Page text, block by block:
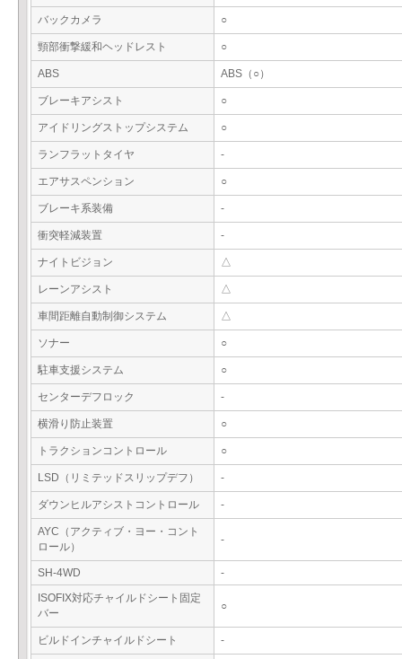
バックカメラ ○
頸部衝撃緩和ヘッドレスト ○
ABS ABS（○）
ブレーキアシスト ○
アイドリングストップシステム ○
ランフラットタイヤ -
エアサスペンション ○
ブレーキ系装備 -
衝突軽減装置 -
ナイトビジョン △
レーンアシスト △
車間距離自動制御システム △
ソナー ○
駐車支援システム ○
センターデフロック -
横滑り防止装置 ○
トラクションコントロール ○
LSD（リミテッドスリップデフ） -
ダウンヒルアシストコントロール -
AYC（アクティブ・ヨー・コント
ロール）
-
SH-4WD
-
ISOFIX対応チャイルドシート固定
バー
○
ビルドインチャイルドシート -